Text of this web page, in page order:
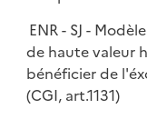
ENR - SJ -
de haute valeur
bénéficier de
(CGI, art.1131)